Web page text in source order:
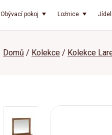
Obývací pokoj Ložnice
Domů Kolekce Kolekce